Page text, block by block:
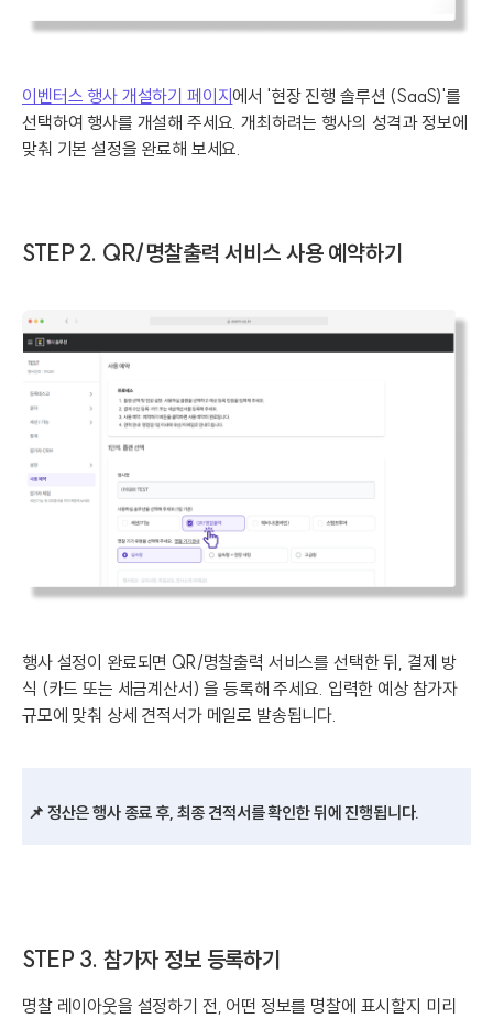
이벤터스 행사 개설하기 페이지 에서 '현장 진행 솔루션 (SaaS)'를
선택하여 행사를 개설해 주세요. 개최하려는 행사의 성격과 정보에
맞춰 기본 설정을 완료해 보세요.
STEP 2. QR/명찰출력 서비스 사용 예약하기
행사 설정이 완료되면QR/명찰출력 서비스를 선택한 뒤, 결제 방
식 (카드 또는 세금계산서) 을 등록해 주세요. 입력한 예상 참가자
규모에 맞춰 상세 견적서가 메일로 발송됩니다.
📌 정산은 행사 종료 후, 최종 견적서를 확인한 뒤에 진행됩니다.
STEP 3. 참가자 정보 등록하기
명찰 레이아웃을 설정하기 전, 어떤 정보를 명찰에 표시할지 미리